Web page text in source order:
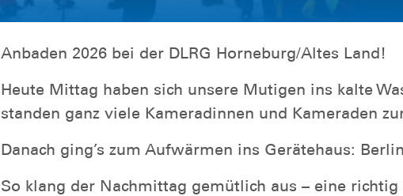
Anbaden 2026 bei der DLRG Horneburg/Altes Land!
Heute Mittag haben sich unsere Mutigen ins kalte
standen ganz viele Kameradinnen und Kameraden
Danach ging’s zum Aufwärmen ins Gerätehaus:
So klang der Nachmittag gemütlich aus – eine